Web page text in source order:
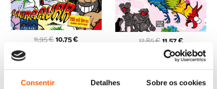
Consentir Detalhes Sobre os cookies
11,95€ O
10,75€O
Novela Gráfica 2: O Plano
Secreto dos Neandertais
12,85€ O
preço
original
11,57€O
preço
atual
O Bando dos Renováveis 3:
Ventos de Mudança
Nuno Caravela